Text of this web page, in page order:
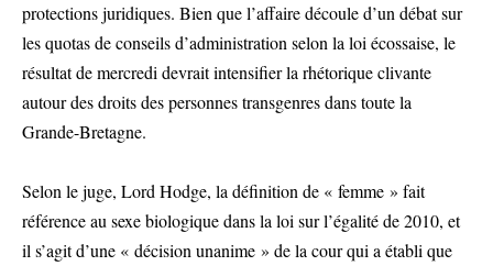
protections juridiques. Bien que l’affaire découle d’un débat sur
les quotas de conseils d’administration selon la loi écossaise, le
résultat de mercredi devrait intensifier la rhétorique clivante
autour des droits des personnes transgenres dans toute la
Grande-Bretagne.
Selon le juge, Lord Hodge, la définition de « femme » fait
référence au sexe biologique dans la loi sur l’égalité de 2010, et
il s’agit d’une « décision unanime » de la cour qui a établi que